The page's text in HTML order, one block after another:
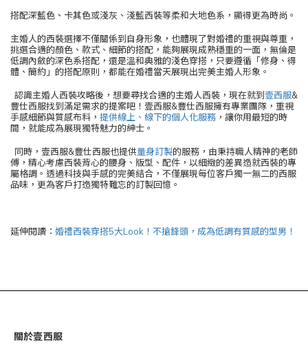
搭配深藍色、卡其色或淺灰、淺藍西裝等柔和大地色系，顯得更為時尚。
主婚人的西裝選擇不僅關係到自身形象，也體現了對婚禮的重視與尊重，
挑選合適的顏色、款式、細節的搭配，能夠展現成熟穩重的一面，無倫是
低調內斂的深色系搭配，還是溫和典雅的淺色穿搭，只要遵循「修身、得
體、簡約」的搭配原則，都能在婚禮當天展現出完美主婚人形象。
認識主婚人西裝攻略後，想要尋找合適的主婚人西裝，現在就到壹西服&
豐仕西服找到滿足需求的提案吧！壹西服&豐仕西服擁有專業團隊，重視
手感細節與質感布料， 提供線上、線下的個人化服務 ，讓你用最短的時
間，就能成為展現獨特魅力的紳士。
同時，壹西服&豐仕西服也提供量身訂製的服務，由秉持職人精神的老師
傅，精心考慮西裝背心的腰身、版型、配件，以細緻的差異造就西裝的專
屬格調。透過科技與手感的完美結合，不僅展現每位客戶獨一無二的西服
品味，更為客戶打造獨特難忘的訂製回憶。
延伸閱讀： 婚禮西裝穿搭5大Look！不搶鋒頭，成為低調有質感的型男！
關於壹西服